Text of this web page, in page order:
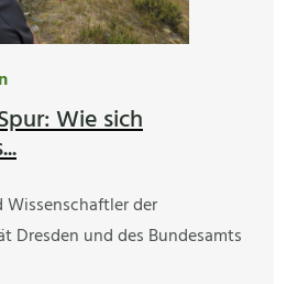
Wie sich
Wissenschaftler der
Dresden und des Bundesamts